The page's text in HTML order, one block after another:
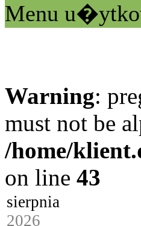
Menu
Warning:
must not be
/home/
on line 43
sierpnia
2026